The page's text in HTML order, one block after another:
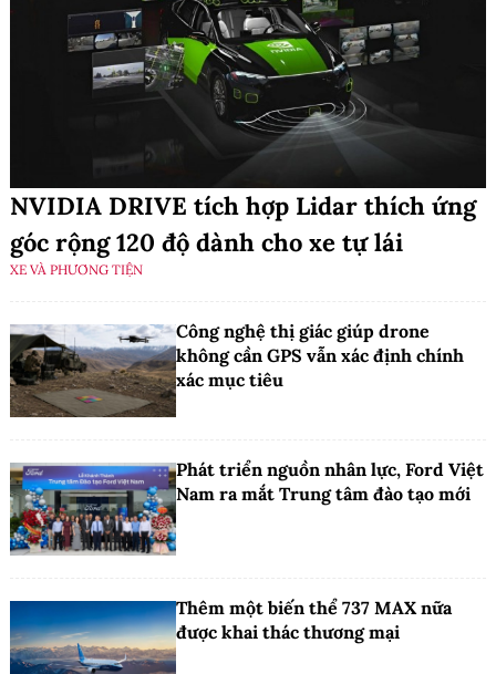
NVIDIA DRIVE tích hợp Lidar thích ứng
góc rộng 120 độ dành cho xe tự lái
XE VÀ PHƯƠNG TIỆN
Công nghệ thị giác giúp drone
không cần GPS vẫn xác định chính
xác mục tiêu
Phát triển nguồn nhân lực, Ford Việt
Nam ra mắt Trung tâm đào tạo mới
Thêm một biến thể 737 MAX nữa
được khai thác thương mại